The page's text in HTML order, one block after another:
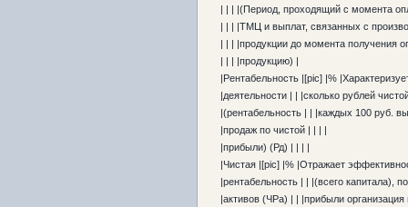
| | | |(Период, проходящий с момента
| | | |ТМЦ и выплат, связанных с
| | | |продукции до момента получения
| | | |продукцию) |
|Рентабельность |[pic] |%
|деятельности | | |сколько рублей
|(рентабельность | | |каждых 100 руб.
|продаж по чистой | | | |
|прибыли) (Рд) | | | |
|Чистая |[pic] |% |Отражает
|рентабельность | | |(всего капитала),
|активов (ЧРа) | | |прибыли